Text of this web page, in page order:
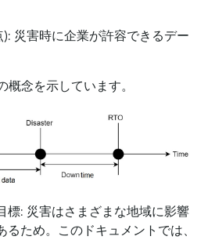
災害時に企業が許容できるデー
概念を示しています。
標: 災害はさまざまな地域に影響
るため。このドキュメントでは、